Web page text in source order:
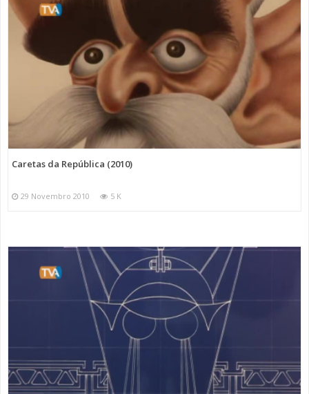
Caretas da República (2010)
29 Novembro 2010 5 K